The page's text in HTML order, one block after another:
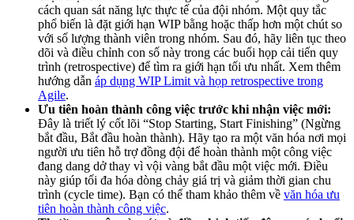
cách quan sát năng lực thực tế của đội nhóm. Một quy tắc
phổ biến là đặt giới hạn WIP bằng hoặc thấp hơn một chút so
với số lượng thành viên trong nhóm. Sau đó, hãy liên tục theo
dõi và điều chỉnh con số này trong các buổi họp cải tiến quy
trình (retrospective) để tìm ra giới hạn tối ưu nhất. Xem thêm
hướng dẫn áp dụng WIP Limit và họp retrospective trong
Agile.
Ưu tiên hoàn thành công việc trước khi nhận việc mới:
Đây là triết lý cốt lõi “Stop Starting, Start Finishing” (Ngừng
bắt đầu, Bắt đầu hoàn thành). Hãy tạo ra một văn hóa nơi mọi
người ưu tiên hỗ trợ đồng đội để hoàn thành một công việc
đang dang dở thay vì vội vàng bắt đầu một việc mới. Điều
này giúp tối đa hóa dòng chảy giá trị và giảm thời gian chu
trình (cycle time). Bạn có thể tham khảo thêm về văn hóa ưu
tiên hoàn thành công việc.